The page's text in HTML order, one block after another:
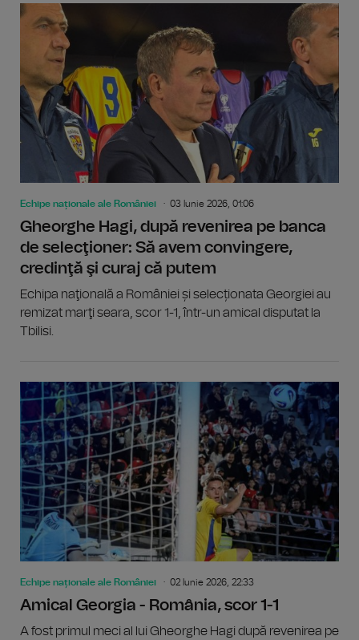
Echipe naționale ale României 03 Iunie 2026, 01:06
Gheorghe Hagi, după revenirea pe banca
de selecţioner: Să avem convingere,
credinţă şi curaj că putem
Echipa naţională a României și selecționata Georgiei au
remizat marţi seara, scor 1-1, într-un amical disputat la
Tbilisi.
Echipe naționale ale României 02 Iunie 2026, 22:33
Amical Georgia - România, scor 1-1
A fost primul meci al lui Gheorghe Hagi după revenirea pe